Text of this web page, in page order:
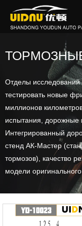
Отделы исследований
тестировать новые
миллионов
испытания, дорожные
Интегрированный
стенд АК-Мастер
тормозов), качество
модели